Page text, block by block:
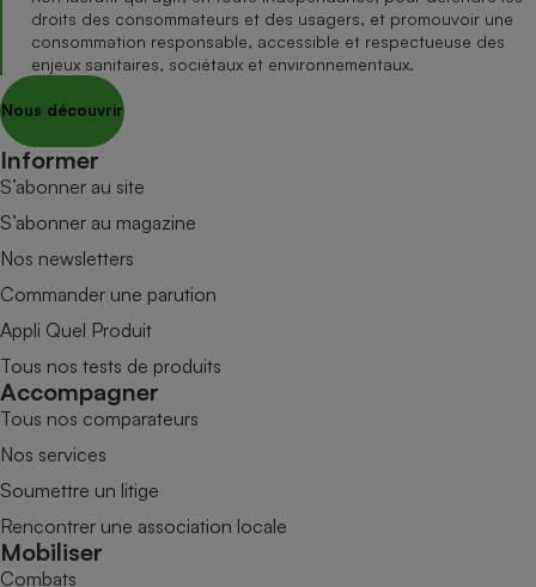
droits des consommateurs et des usagers, et promouvoir une
consommation responsable, accessible et respectueuse des
enjeux sanitaires, sociétaux et environnementaux.
Nous découvrir
Informer
S’abonner au site
S’abonner au magazine
Nos newsletters
Commander une parution
Appli Quel Produit
Tous nos tests de produits
Accompagner
Tous nos comparateurs
Nos services
Soumettre un litige
Rencontrer une association locale
Mobiliser
Combats